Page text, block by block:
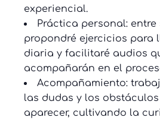
experiencial.
Práctica personal: entre
propondré ejercicios para
diaria y facilitaré audios
acompañarán en el
Acompañamiento:
las dudas y los
aparecer, cultivando la